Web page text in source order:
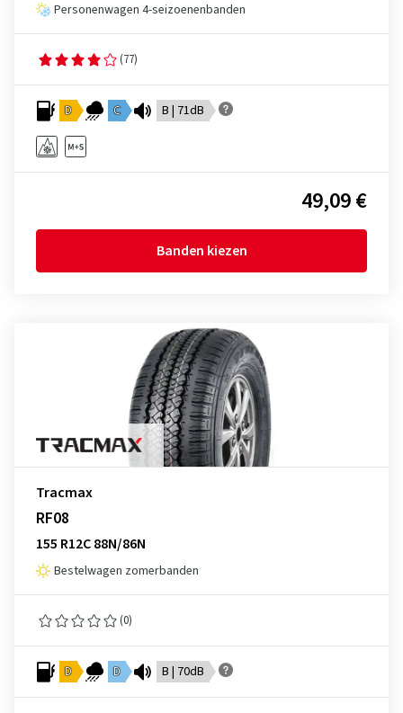
Personenwagen 4-seizoenenbanden
(77)
D C B | 71dB
49,09 €
Banden kiezen
Tracmax
RF08
155 R12C 88N/86N
Bestelwagen zomerbanden
(0)
D D B | 70dB